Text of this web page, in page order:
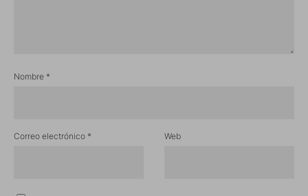
Nombre *
Correo electrónico * Web